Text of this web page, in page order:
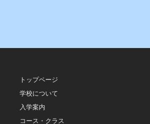
トップページ
学校について
入学案内
コース・クラス